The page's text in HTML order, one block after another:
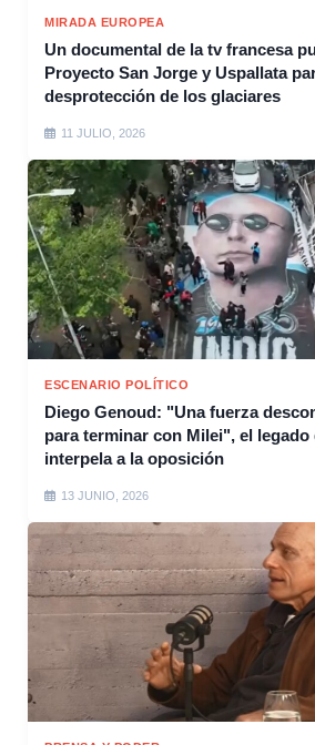
MIRADA EUROPEA
Un documental de la tv francesa
Proyecto San Jorge y Uspallata
desprotección de los glaciares
11 JULIO, 2026
ESCENARIO POLÍTICO
Diego Genoud: "Una fuerza
para terminar con Milei", el legado
interpela a la oposición
13 JUNIO, 2026